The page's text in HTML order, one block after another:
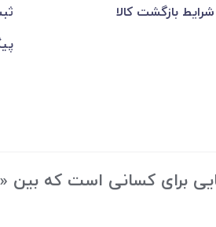
بازگشت کالا
برای کسانی است که بین